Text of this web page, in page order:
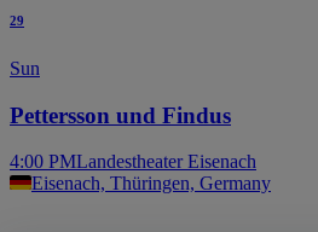
29
Sun
Pettersson und Findus
4:00 PMLandestheater Eisenach
Eisenach, Thüringen, Germany